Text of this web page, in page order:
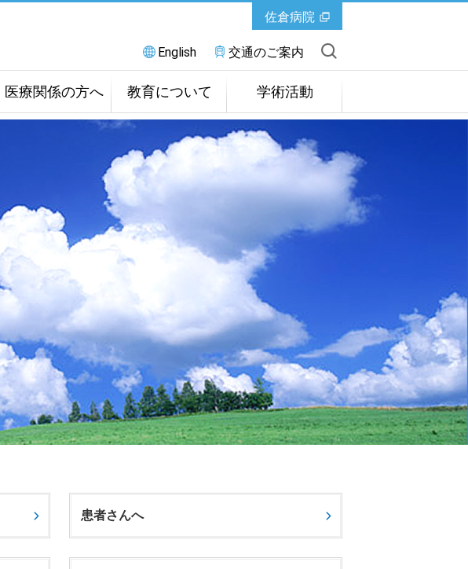
佐倉病院
English 交通のご案内
医療関係の方へ 教育について 学術活動
患者さんへ